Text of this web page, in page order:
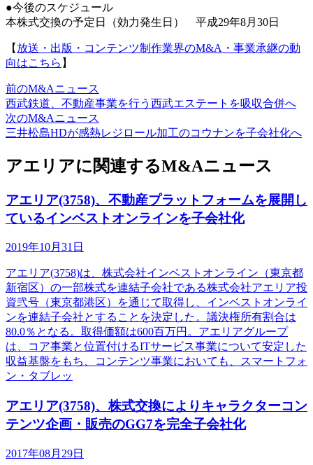
●今後のスケジュール
本株式交換の予定日（効力発生日） 平成29年8月30日
【 放送・出版・コンテンツ制作業界のM&A・事業承継の動
向はこちら 】
前のM&Aニュース
西武鉄道、不動産事業を行う西武エステートを吸収合併へ
次のM&Aニュース
三井松島HDが感熱レジロール加工のコウナンを子会社化へ
アエリアに関連するM&Aニュース
アエリア(3758)、不動産プラットフォームを展開し
ているインベストオンラインを子会社化
2019年10月31日
アエリア(3758)は、株式会社インベストオンライン（東京都
新宿区）の一部株式を連結子会社である株式会社アエリア投
資弐号（東京都港区）を通じて取得し、インベストオンライ
ンを連結子会社とすることを決定した。議決権所有割合は
80.0％となる。取得価額は600百万円。アエリアグループ
は、コア事業と位置付けるITサービス事業について安定した
収益基盤をもち、コンテンツ事業においても、スマートフォ
ン・タブレッ
アエリア(3758)、株式交換によりキャラクターコン
テンツ企画・販売のGG7を完全子会社化
2017年08月29日